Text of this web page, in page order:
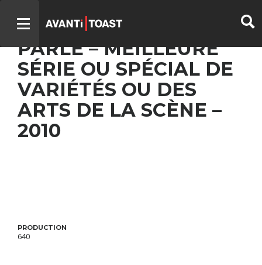
TOUT LE MONDE EN
PARLE – MEILLEURE
SÉRIE OU SPÉCIAL DE
VARIÉTÉS OU DES
ARTS DE LA SCÈNE –
2010
PRODUCTION
640